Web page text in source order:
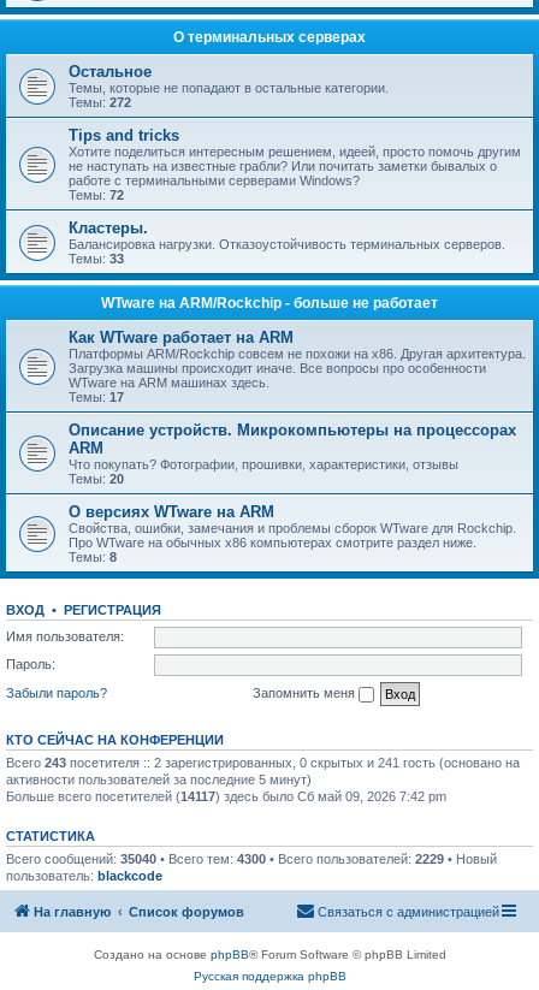
О терминальных серверах
Остальное
Темы, которые не попадают в остальные категории.
Темы: 272
Tips and tricks
Хотите поделиться интересным решением, идеей, просто помочь другим
не наступать на известные грабли? Или почитать заметки бывалых о
работе с терминальными серверами Windows?
Темы: 72
Кластеры.
Балансировка нагрузки. Отказоустойчивость терминальных серверов.
Темы: 33
WTware на ARM/Rockchip - больше не работает
Как WTware работает на ARM
Платформы ARM/Rockchip совсем не похожи на x86. Другая архитектура.
Загрузка машины происходит иначе. Все вопросы про особенности
WTware на ARM машинах здесь.
Темы: 17
Описание устройств. Микрокомпьютеры на процессорах
ARM
Что покупать? Фотографии, прошивки, характеристики, отзывы
Темы: 20
О версиях WTware на ARM
Свойства, ошибки, замечания и проблемы сборок WTware для Rockchip.
Про WTware на обычных x86 компьютерах смотрите раздел ниже.
Темы: 8
ВХОД • РЕГИСТРАЦИЯ
Имя пользователя:
Пароль:
Забыли пароль?
Запомнить меня
КТО СЕЙЧАС НА КОНФЕРЕНЦИИ
Всего 243 посетителя :: 2 зарегистрированных, 0 скрытых и 241 гость (основано на
активности пользователей за последние 5 минут)
Больше всего посетителей (14117) здесь было Сб май 09, 2026 7:42 pm
СТАТИСТИКА
Всего сообщений: 35040 • Всего тем: 4300 • Всего пользователей: 2229 • Новый
пользователь: blackcode
На главную Список форумов Связаться с администрацией
Создано на основе phpBB® Forum Software © phpBB Limited
Русская поддержка phpBB